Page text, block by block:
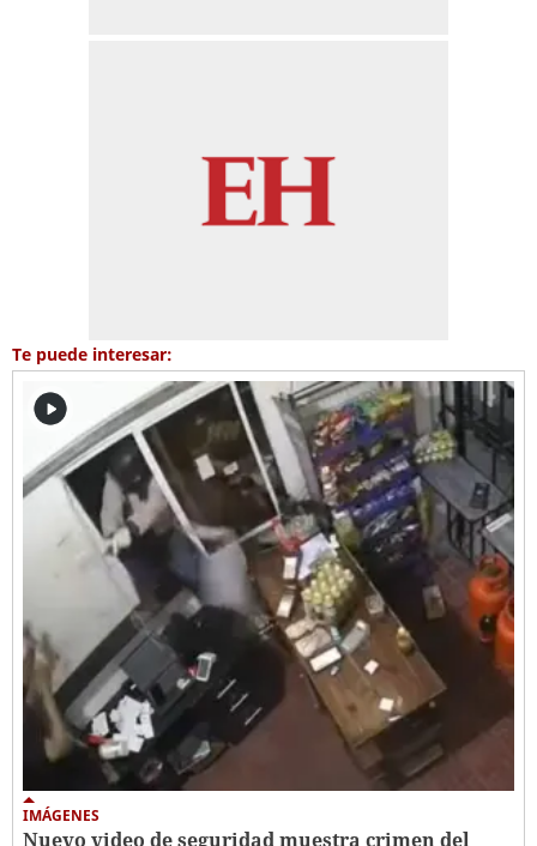
Te puede interesar:
IMÁGENES
Nuevo video de seguridad muestra crimen del